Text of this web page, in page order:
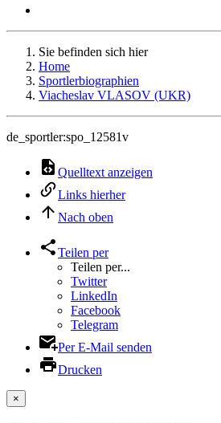
Sie befinden sich hier
Home
Sportlerbiographien
Viacheslav VLASOV (UKR)
de_sportler:spo_12581v
Quelltext anzeigen
Links hierher
Nach oben
Teilen per
Teilen per...
Twitter
LinkedIn
Facebook
Telegram
Per E-Mail senden
Drucken
×